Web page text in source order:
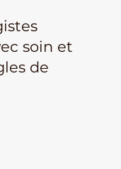
soin et
de